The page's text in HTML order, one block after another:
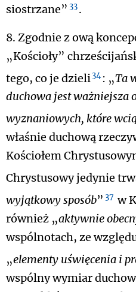
siostrzane” 33.
8. Zgodnie z ową
„Kościoły”
tego, co je dzieli 34 : „Ta
duchowa jest ważniejsza
wyznaniowych, które
właśnie duchową
Kościołem
Chrystusowy jedynie
wyjątkowy sposób” 37 w
również „aktywnie
wspólnotach, ze
„elementy uświęcenia i
wspólny wymiar